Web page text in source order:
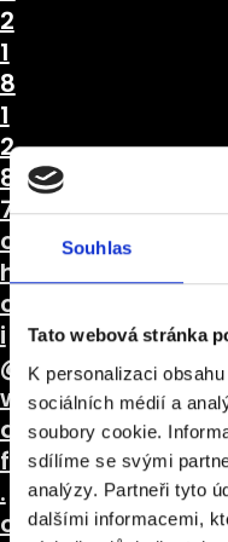
Souhlas
Tato webová stránka
K personalizaci
sociálních médií a
soubory cookie.
sdílíme se svými
analýzy. Partneři tyto
dalšími informacemi,
2
1
8
1
2
8
7
c
h
c
i
@
w
a
ff
.
c